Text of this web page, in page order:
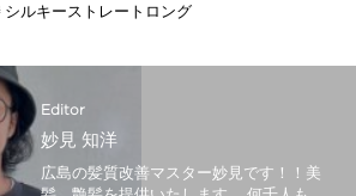
シルキーストレートロング
Editor
妙見 知洋
広島の髪質改善マスター妙見です！！美